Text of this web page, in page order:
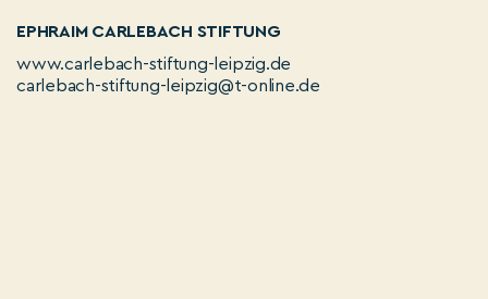
EPHRAIM CARLEBACH STIFTUNG
www.carlebach-stiftung-leipzig.de
carlebach-stiftung-leipzig@t-online.de